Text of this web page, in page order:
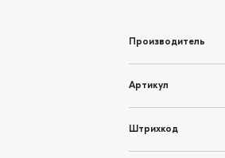
Производитель
Артикул
Штрихкод